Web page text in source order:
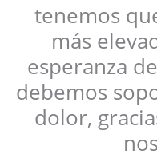
tenemos
más
esperanza
debemos
dolor,